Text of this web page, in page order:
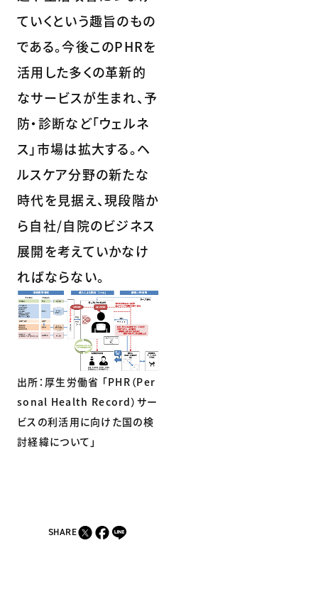
ていくという趣旨のもの
である。今後このPHRを
活用した多くの革新的
なサービスが生まれ、予
防・診断など「ウェルネ
ス」市場は拡大する。ヘ
ルスケア分野の新たな
時代を見据え、現段階か
ら自社/自院のビジネス
展開を考えていかなけ
ればならない。
出所：厚生労働省 「PHR（Per
sonal Health Record）サー
ビスの利活用に向けた国の検
討経緯について」
SHARE